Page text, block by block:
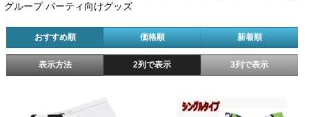
グループ パーティ向けグッズ
おすすめ順 価格順 新着順
表示方法 2列で表示 3列で表示